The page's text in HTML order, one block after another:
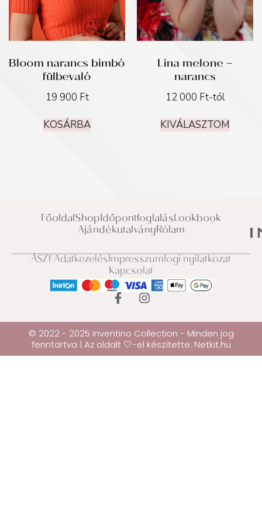
Bloom narancs bimbó
fülbevaló
19 900 Ft
KOSÁRBA
Lina melone –
narancs
12 000 Ft-tól
KIVÁLASZTOM
FőoldalShopIdőpontfoglalásLookbook
AjándékutalványRólam
ÁSZFAdatkezelésImpresszumJogi nyilatkozat
Kapcsolat
© 2022 - 2025 Inventino Collection - Minden jog
fenntartva | Az oldalt 🤍-el készítette: Netkit.hu